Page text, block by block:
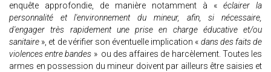
enquête approfondie, de manière notamment à « éclairer la
personnalité et l'environnement du mineur, afin, si nécessaire,
d'engager très rapidement une prise en charge éducative et/ou
sanitaire », et de vérifier son éventuelle implication « dans des faits de
violences entre bandes » ou des affaires de harcèlement. Toutes les
armes en possession du mineur doivent par ailleurs être saisies et